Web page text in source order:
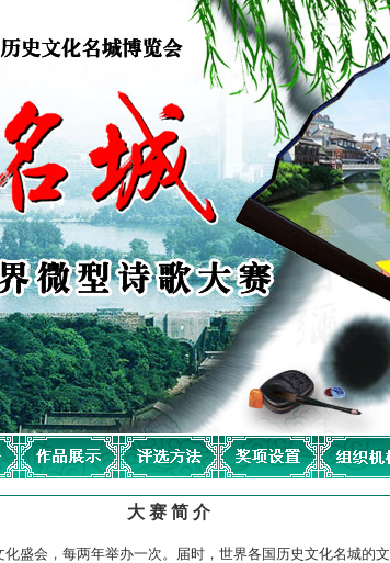
大 赛 简 介
盛会，每两年举办一次。届时，世界各国历史文化名城的